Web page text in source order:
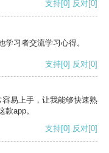
支持[0] 反对[0]
习者交流学习心得。
支持[0] 反对[0]
易上手，让我能够快速熟
app。
支持[0] 反对[0]